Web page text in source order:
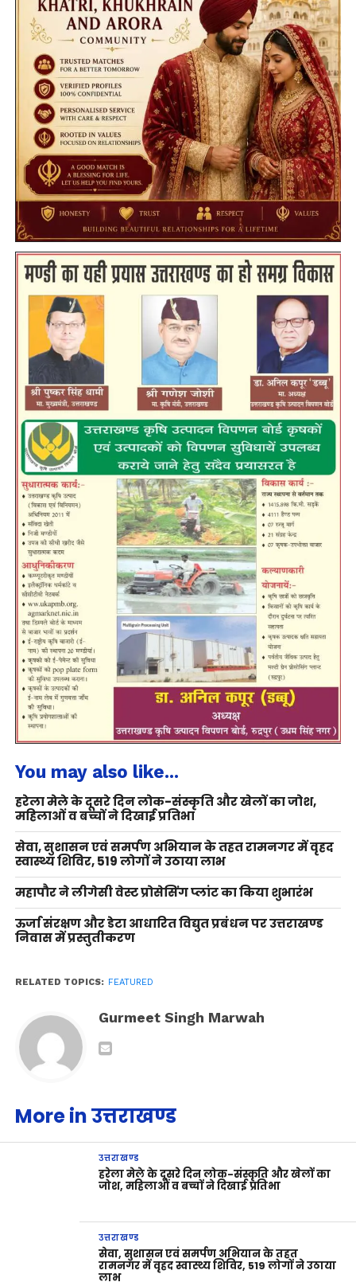
You may also like...
हरेला मेले के दूसरे दिन लोक-संस्कृति और खेलों का जोश,
महिलाओं व बच्चों ने दिखाई प्रतिभा
सेवा, सुशासन एवं समर्पण अभियान के तहत रामनगर में वृहद
स्वास्थ्य शिविर, 519 लोगों ने उठाया लाभ
महापौर ने लीगेसी वेस्ट प्रोसेसिंग प्लांट का किया शुभारंभ
ऊर्जा संरक्षण और डेटा आधारित विद्युत प्रबंधन पर उत्तराखण्ड
निवास में प्रस्तुतीकरण
RELATED TOPICS: FEATURED
Gurmeet Singh Marwah
More in उत्तराखण्ड
उत्तराखण्ड
हरेला मेले के दूसरे दिन लोक-संस्कृति और खेलों का
जोश, महिलाओं व बच्चों ने दिखाई प्रतिभा
उत्तराखण्ड
सेवा, सुशासन एवं समर्पण अभियान के तहत
रामनगर में वृहद स्वास्थ्य शिविर, 519 लोगों ने उठाया
लाभ